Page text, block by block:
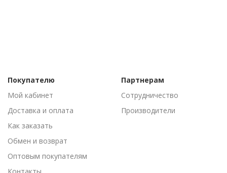
Покупателю
Мой кабинет
Доставка и оплата
Как заказать
Обмен и возврат
Оптовым покупателям
Партнерам
Сотрудничество
Производители